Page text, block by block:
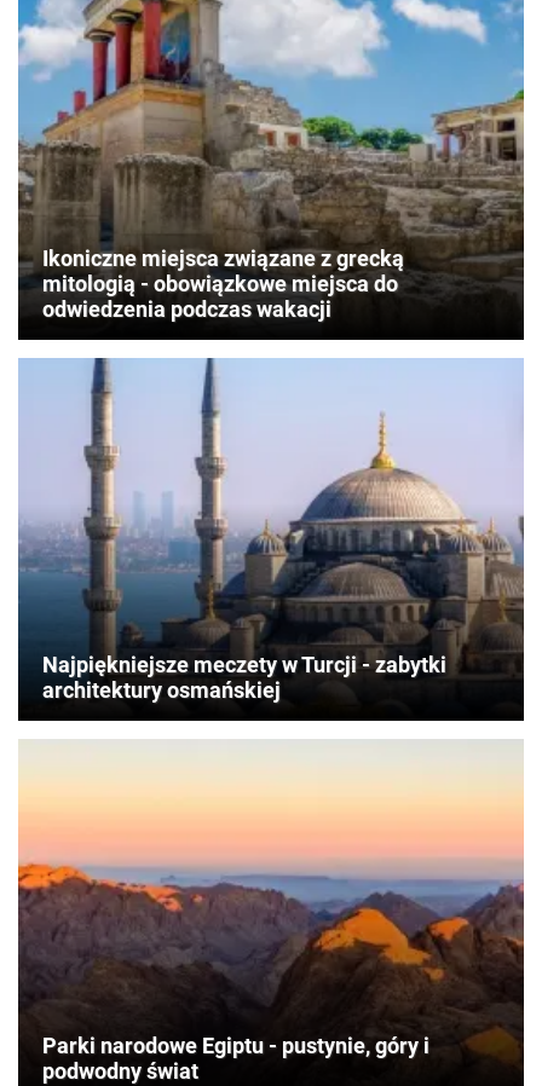
Ikoniczne miejsca związane z grecką
mitologią - obowiązkowe miejsca do
odwiedzenia podczas wakacji
Najpiękniejsze meczety w Turcji - zabytki
architektury osmańskiej
Parki narodowe Egiptu - pustynie, góry i
podwodny świat